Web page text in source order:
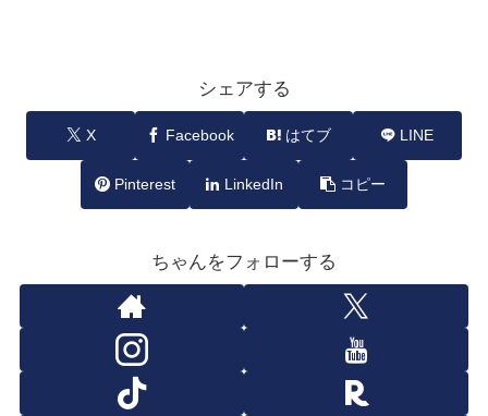
シェアする
X Facebook はてブ LINE
Pinterest LinkedIn コピー
ちゃんをフォローする